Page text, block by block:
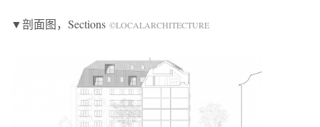
▼剖面图，Sections ©LOCALARCHITECTURE